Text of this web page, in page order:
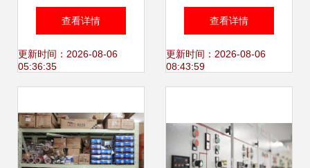
博威模具的新能源
征途与轻量化跨界
查看详情
更新时间：2026-08-06
05:36:35
产厂家概览及自行
车选购参考
查看详情
更新时间：2026-08-06
08:43:59